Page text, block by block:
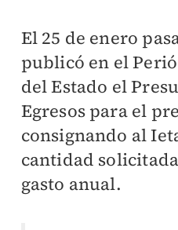
El 25 de enero
publicó en el
del Estado el
Egresos para el
consignando al
cantidad
gasto anual.